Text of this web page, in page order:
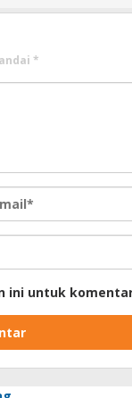
*
ini untuk